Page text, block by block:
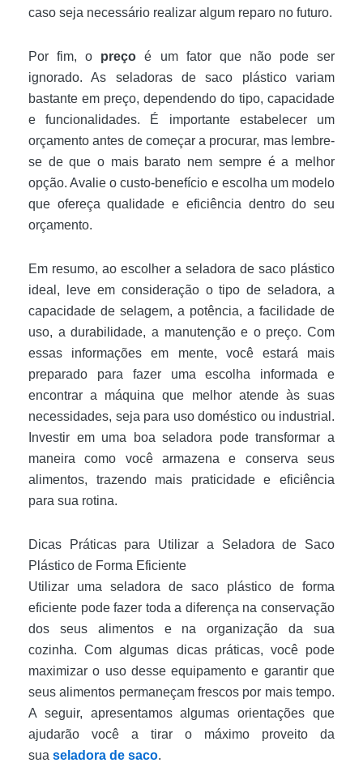
caso seja necessário realizar algum reparo no futuro.
Por fim, o preço é um fator que não pode ser
ignorado. As seladoras de saco plástico variam
bastante em preço, dependendo do tipo, capacidade
e funcionalidades. É importante estabelecer um
orçamento antes de começar a procurar, mas lembre-
se de que o mais barato nem sempre é a melhor
opção. Avalie o custo-benefício e escolha um modelo
que ofereça qualidade e eficiência dentro do seu
orçamento.
Em resumo, ao escolher a seladora de saco plástico
ideal, leve em consideração o tipo de seladora, a
capacidade de selagem, a potência, a facilidade de
uso, a durabilidade, a manutenção e o preço. Com
essas informações em mente, você estará mais
preparado para fazer uma escolha informada e
encontrar a máquina que melhor atende às suas
necessidades, seja para uso doméstico ou industrial.
Investir em uma boa seladora pode transformar a
maneira como você armazena e conserva seus
alimentos, trazendo mais praticidade e eficiência
para sua rotina.
Dicas Práticas para Utilizar a Seladora de Saco
Plástico de Forma Eficiente
Utilizar uma seladora de saco plástico de forma
eficiente pode fazer toda a diferença na conservação
dos seus alimentos e na organização da sua
cozinha. Com algumas dicas práticas, você pode
maximizar o uso desse equipamento e garantir que
seus alimentos permaneçam frescos por mais tempo.
A seguir, apresentamos algumas orientações que
ajudarão você a tirar o máximo proveito da
sua seladora de saco.